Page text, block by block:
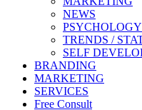
NEWS
TRENDS /
SELF
BRANDING
MARKETING
SERVICES
Free Consult